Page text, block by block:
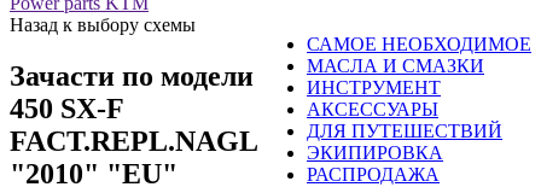
САМОЕ НЕОБХОДИМОЕ
МАСЛА И СМАЗКИ
ИНСТРУМЕНТ
АКСЕССУАРЫ
ДЛЯ ПУТЕШЕСТВИЙ
ЭКИПИРОВКА
РАСПРОДАЖА
Назад к выбору схемы
Зачасти по модели
450 SX-F
FACT.REPL.NAGL
"2010" "EU"